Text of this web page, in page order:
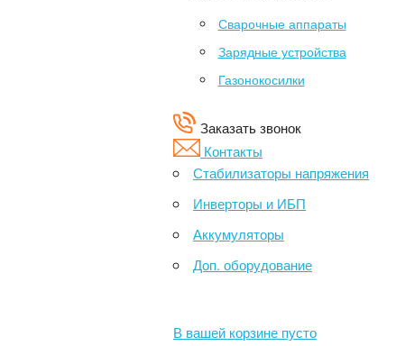
Сварочные аппараты
Зарядные устройства
Газонокосилки
Заказать звонок
Контакты
Стабилизаторы напряжения
Инверторы и ИБП
Аккумуляторы
Доп. оборудование
В вашей корзине пусто